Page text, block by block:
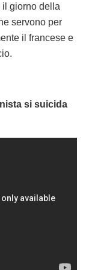
il giorno della
servono per
il francese e
si suicida